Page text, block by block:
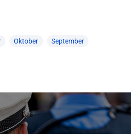
Oktober September